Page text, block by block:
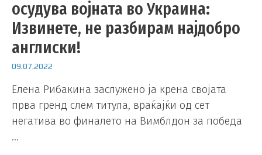
осудува војната во Украина:
Извинете, не разбирам најдобро
англиски!
09.07.2022
Елена Рибакина заслужено ја крена својата
прва гренд слем титула, враќајќи од сет
негатива во финалето на Вимблдон за победа
…